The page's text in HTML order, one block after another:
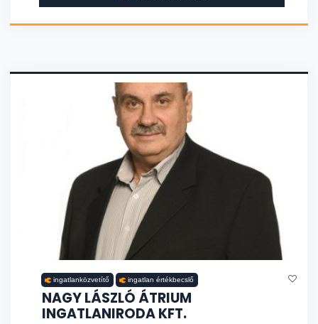
ingatlanközvetítő ingatlan értékbecslő
NAGY LÁSZLÓ ÁTRIUM
INGATLANIRODA KFT.